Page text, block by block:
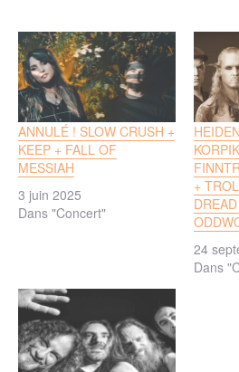
ANNULÉ ! SLOW CRUSH +
KEEP + FALL OF
MESSIAH
3 juin 2025
Dans "Concert"
+
24
Dans